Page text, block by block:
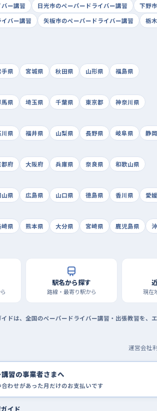
ー講習
日光市のペーパードライバー講習 下野
バー講習
矢板市のペーパードライバー講習 栃
手県 宮城県 秋田県 山形県 福島県
馬県 埼玉県 千葉県 東京都 神奈川県
川県 福井県 山梨県 長野県 岐阜県 静
都府 大阪府 兵庫県 奈良県 和歌山県
山県 広島県 山口県 徳島県 香川県 愛
崎県 熊本県 大分県 宮崎県 鹿児島県
駅名から探す
路線・最寄り駅から 現在
ドは、全国のペーパードライバー講習・出張教習を
運営会社
習の事業者さまへ
わせがあった月だけのお支払いです
イド